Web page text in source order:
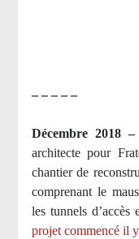
– – – – –
Décembre 2018
architecte pour
chantier de
comprenant le
les tunnels d’accès
projet commencé il